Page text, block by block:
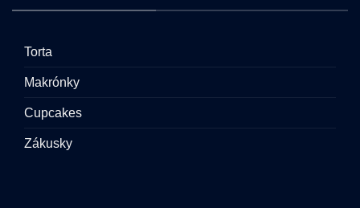
Torta
Makrónky
Cupcakes
Zákusky